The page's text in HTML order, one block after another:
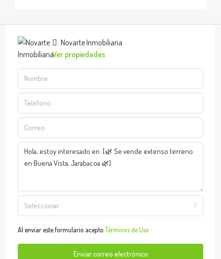
Novarte Inmobiliaria
Ver propiedades
Seleccionar
Al enviar este formulario acepto Términos de Uso
Enviar correo electrónico